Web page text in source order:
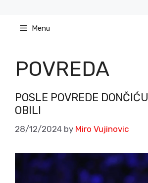
content Menu
POVREDA
POSLE POVREDE
OBILI
28/12/2024 by Miro Vujinovic